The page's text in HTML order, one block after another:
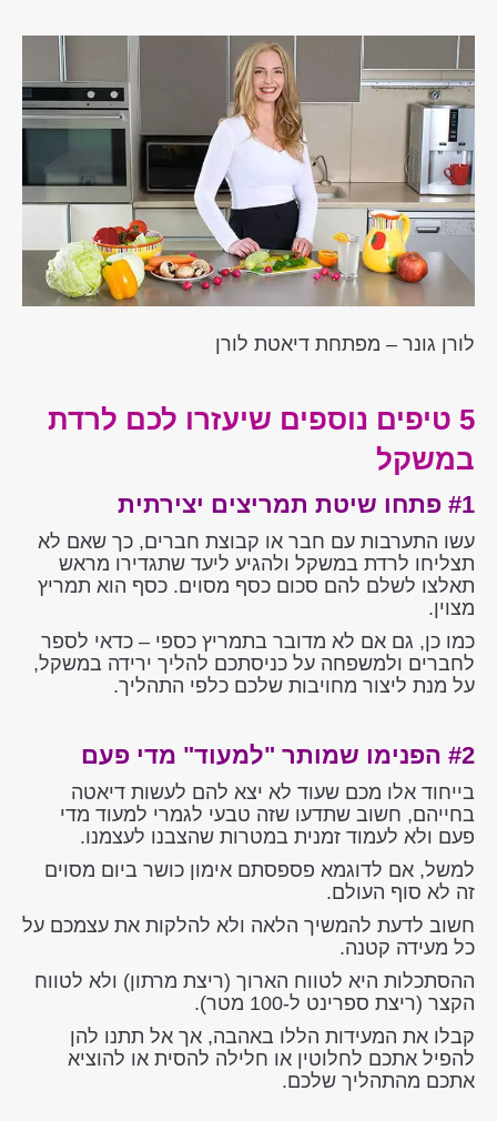
לורן גונר – מפתחת דיאטת לורן
5 טיפים נוספים שיעזרו לכם לרדת
במשקל
#1 פתחו שיטת תמריצים יצירתית
עשו התערבות עם חבר או קבוצת חברים, כך שאם לא
תצליחו לרדת במשקל ולהגיע ליעד שתגדירו מראש
תאלצו לשלם להם סכום כסף מסוים. כסף הוא תמריץ
מצוין.
כמו כן, גם אם לא מדובר בתמריץ כספי – כדאי לספר
לחברים ולמשפחה על כניסתכם להליך ירידה במשקל,
על מנת ליצור מחויבות שלכם כלפי התהליך.
#2 הפנימו שמותר "למעוד" מדי פעם
בייחוד אלו מכם שעוד לא יצא להם לעשות דיאטה
בחייהם, חשוב שתדעו שזה טבעי לגמרי למעוד מדי
פעם ולא לעמוד זמנית במטרות שהצבנו לעצמנו.
למשל, אם לדוגמא פספסתם אימון כושר ביום מסוים
זה לא סוף העולם.
חשוב לדעת להמשיך הלאה ולא להלקות את עצמכם על
כל מעידה קטנה.
ההסתכלות היא לטווח הארוך (ריצת מרתון) ולא לטווח
הקצר (ריצת ספרינט ל-100 מטר).
קבלו את המעידות הללו באהבה, אך אל תתנו להן
להפיל אתכם לחלוטין או חלילה להסית או להוציא
אתכם מהתהליך שלכם.